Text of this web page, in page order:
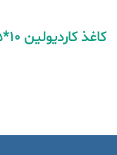
کاغذ کاردیولین 10*15